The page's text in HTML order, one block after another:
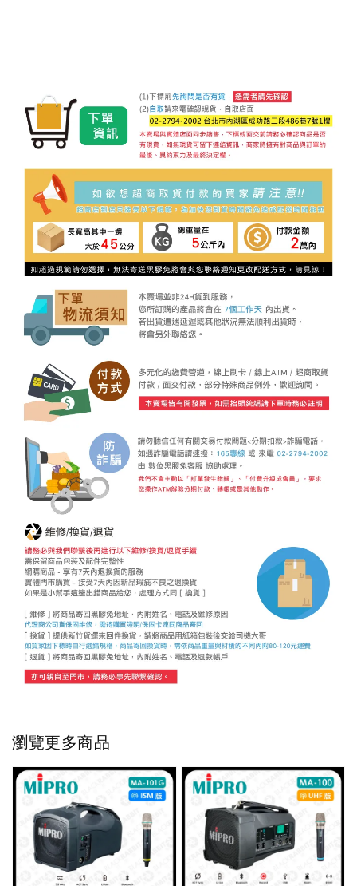
瀏覽更多商品